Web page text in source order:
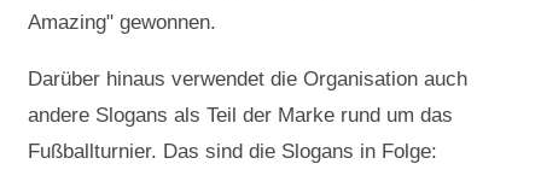
Amazing" gewonnen.
Darüber hinaus verwendet die Organisation auch
andere Slogans als Teil der Marke rund um das
Fußballturnier. Das sind die Slogans in Folge: